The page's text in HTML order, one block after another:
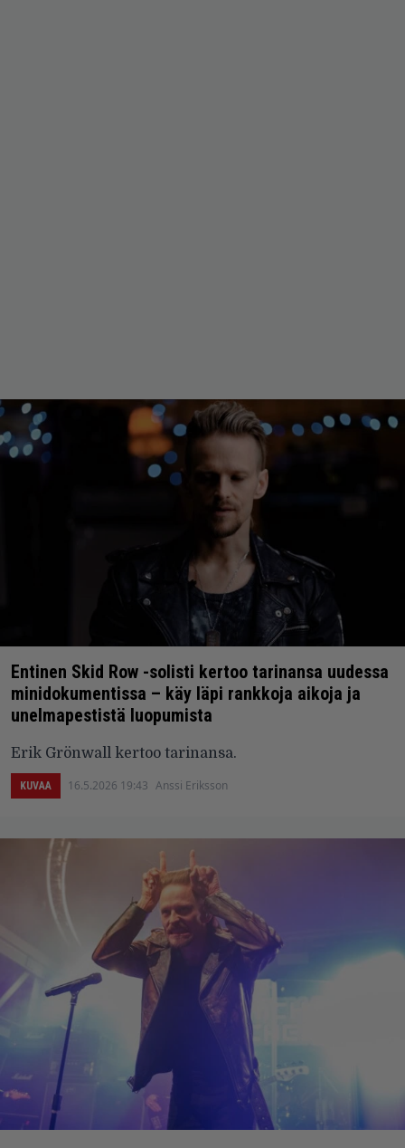
Entinen Skid Row -solisti kertoo tarinansa uudessa
minidokumentissa – käy läpi rankkoja aikoja ja
unelmapestistä luopumista
Erik Grönwall kertoo tarinansa.
KUVAA 16.5.2026 19:43 Anssi Eriksson